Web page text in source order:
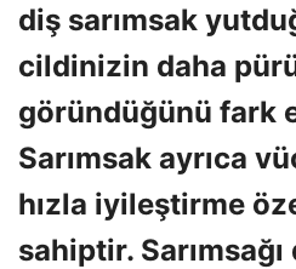
diş sarımsak
cildinizin daha
göründüğünü fark
Sarımsak ayrıca
hızla iyileştirme
sahiptir.